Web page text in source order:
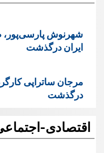
شهرنوش پارسی‌پور،
ایران درگذشت
مرجان ساتراپی
درگذشت
اقتصادی-